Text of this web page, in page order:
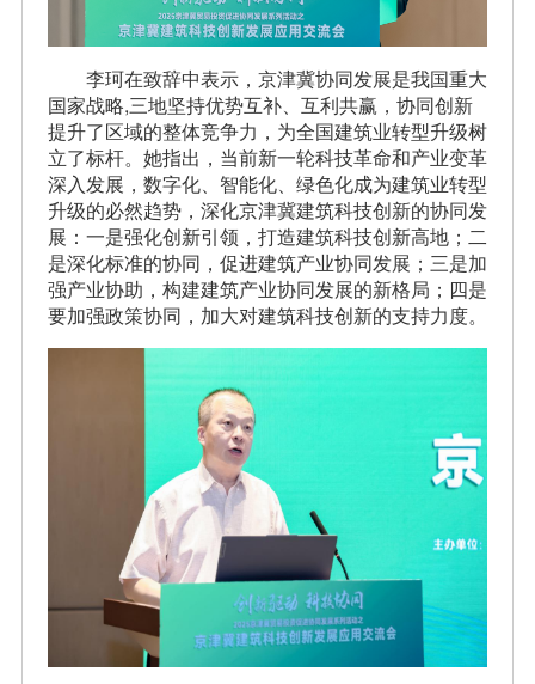
李珂在致辞中表示，京津冀协同发展是我国重大
国家战略,三地坚持优势互补、互利共赢，协同创新
提升了区域的整体竞争力，为全国建筑业转型升级树
立了标杆。她指出，当前新一轮科技革命和产业变革
深入发展，数字化、智能化、绿色化成为建筑业转型
升级的必然趋势，深化京津冀建筑科技创新的协同发
展：一是强化创新引领，打造建筑科技创新高地；二
是深化标准的协同，促进建筑产业协同发展；三是加
强产业协助，构建建筑产业协同发展的新格局；四是
要加强政策协同，加大对建筑科技创新的支持力度。